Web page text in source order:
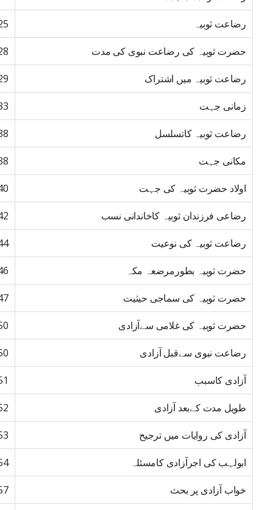
رضاعت ثوبیہ
حضرت ثوبیہ کی رضاعت نبوی کی مدت
رضاعت ثوبیہ میں اشتراک
زمانی جہت
رضاعت ثوبیہ کاتسلسل
مکانی جہت
اولاد حضرت ثوبیہ کی جہت
رضاعی فرزندان ثوبیہ کاخاندانی نسب
رضاعت ثوبیہ کی نوعیت
حضرت ثوبیہ بطورمرضعہ مکہ
حضرت ثوبیہ کی سماجی حیثیت
حضرت ثوبیہ کی غلامی سےآزادی
رضاعت نبوی سےقبل آزادی
آزادی کاسبب
طویل مدت کےبعد آزادی
آزادی کی روایات میں ترجیح
ابولہب کی اجرآزادی کامسئلہ
خواب آزادی پر بحث